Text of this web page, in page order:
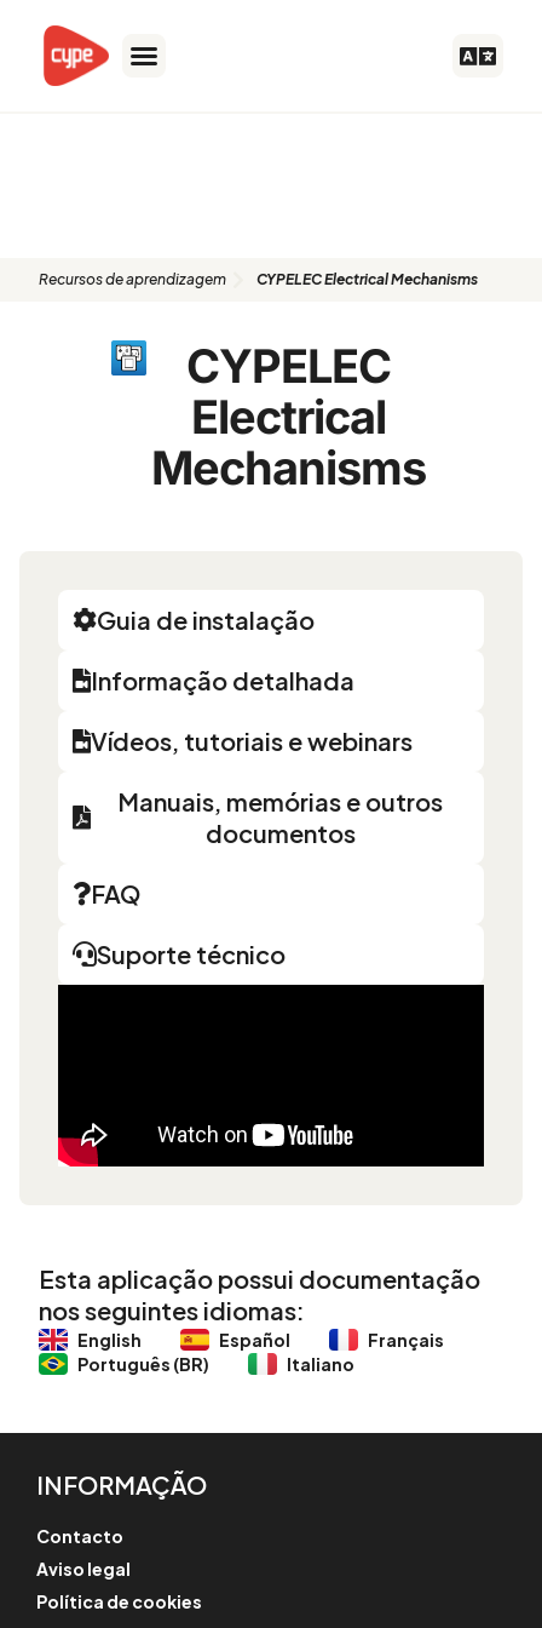
content
Recursos de aprendizagem​ CYPELEC Electrical Mechanisms
CYPELEC
Electrical
Mechanisms
Guia de instalação
Informação detalhada
Vídeos, tutoriais e webinars
Manuais, memórias e outros
documentos
FAQ
Suporte técnico
Esta aplicação possui documentação
nos seguintes idiomas:
English Español
Français
Português (BR)
Italiano
INFORMAÇÃO
Contacto
Aviso legal
Política de cookies